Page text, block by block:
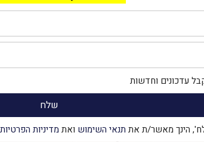
עדכונים וחדשות
הינך מאשר/ת את תנאי השימוש ואת מדיניות הפרטיות